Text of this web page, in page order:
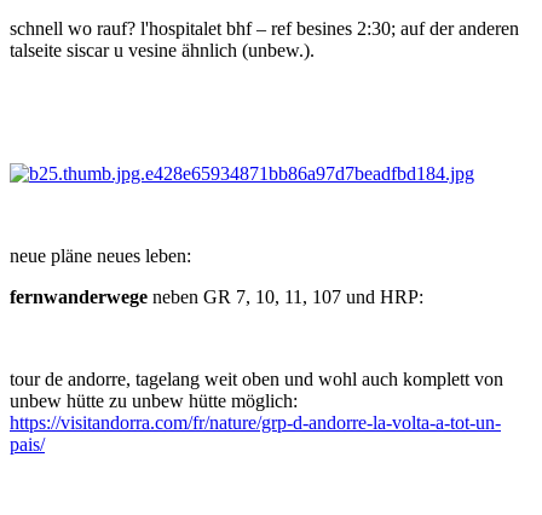
schnell wo rauf? l'hospitalet bhf – ref besines 2:30; auf der anderen
talseite siscar u vesine ähnlich (unbew.).
neue pläne neues leben:
fernwanderwege neben GR 7, 10, 11, 107 und HRP:
tour de andorre, tagelang weit oben und wohl auch komplett von
unbew hütte zu unbew hütte möglich:
https://visitandorra.com/fr/nature/grp-d-andorre-la-volta-a-tot-un-
pais/